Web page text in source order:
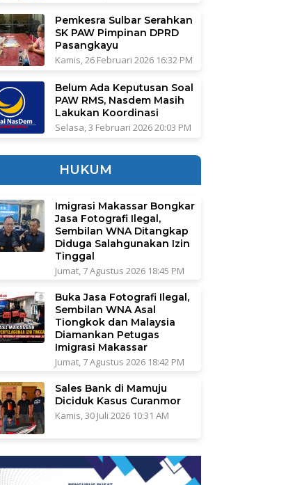
Pemkesra Sulbar Serahkan
SK PAW Pimpinan DPRD
Pasangkayu
Kamis, 26 Februari 2026 16:32 PM
Belum Ada Keputusan Soal
PAW RMS, Nasdem Masih
Lakukan Koordinasi
Selasa, 3 Februari 2026 20:03 PM
HUKUM
Imigrasi Makassar Bongkar
Jasa Fotografi Ilegal,
Sembilan WNA Ditangkap
Diduga Salahgunakan Izin
Tinggal
Jumat, 7 Agustus 2026 18:45 PM
Buka Jasa Fotografi Ilegal,
Sembilan WNA Asal
Tiongkok dan Malaysia
Diamankan Petugas
Imigrasi Makassar
Jumat, 7 Agustus 2026 18:42 PM
Sales Bank di Mamuju
Diciduk Kasus Curanmor
Kamis, 30 Juli 2026 10:31 AM